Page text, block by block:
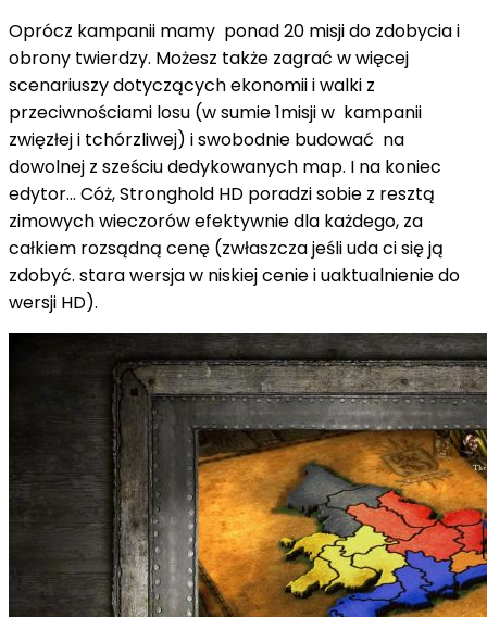
Oprócz kampanii mamy ponad 20 misji do zdobycia i
obrony twierdzy. Możesz także zagrać w więcej
scenariuszy dotyczących ekonomii i walki z
przeciwnościami losu (w sumie 1misji w kampanii
zwięzłej i tchórzliwej) i swobodnie budować na
dowolnej z sześciu dedykowanych map. I na koniec
edytor... Cóż, Stronghold HD poradzi sobie z resztą
zimowych wieczorów efektywnie dla każdego, za
całkiem rozsądną cenę (zwłaszcza jeśli uda ci się ją
zdobyć. stara wersja w niskiej cenie i uaktualnienie do
wersji HD).